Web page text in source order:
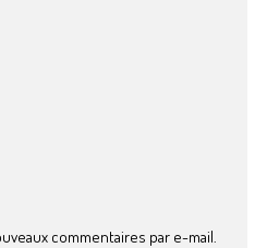
commentaires par e-mail.